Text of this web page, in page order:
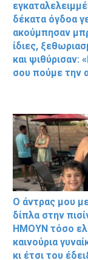
δέκατα όγδοα
ακούμπησαν
ίδιες,
και
σου πούμε την
Ο άντρας μου
δίπλα στην
ΗΜΟΥΝ τόσο
καινούρια
κι έτσι του